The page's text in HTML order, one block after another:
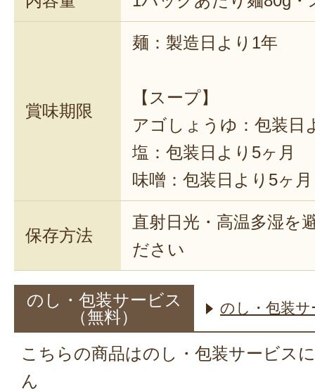
賞味期限
麺：製造日より1年
【スープ】
アゴしょうゆ：包装日
塩：包装日より5ヶ月
味噌：包装日より5ヶ月
保存方法
直射日光・高温多湿を
ださい
のし・包装サービス
（無料）
のし・包装
こちらの商品はのし・包装サービス
ん